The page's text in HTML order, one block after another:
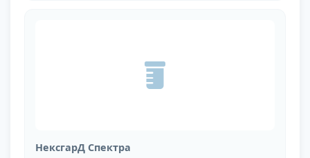
НексгарД Спектра